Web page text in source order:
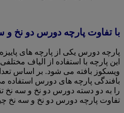
با تفاوت پارچه دورس دو نخ و
پارچه دورس یکی از پارچه های
این پارچه با استفاده از الیاف
ویسکوز بافته می شود. بر اساس
بافندگی پارچه های دورس استفاده
را به دو دسته دورس دو نخ و سه نخ
تفاوت پارچه دورس دو نخ و سه نخ